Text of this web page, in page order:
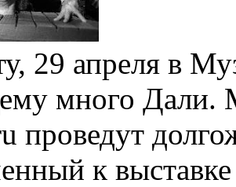
29 апреля в
много
проведут
к